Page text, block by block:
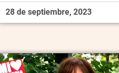
28 de septiembre, 2023